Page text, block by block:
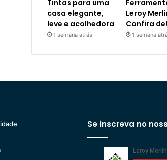
Tintas para uma
casa elegante,
leve e acolhedora
1 semana atrás
Leroy
Confira
1 semana
Se inscreva no